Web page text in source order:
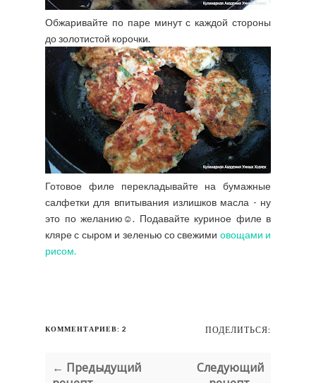
Обжаривайте по паре минут с каждой стороны
до золотистой корочки.
Готовое филе перекладывайте на бумажные
салфетки для впитывания излишков масла - ну
это по желанию☺. Подавайте куриное филе в
кляре с сыром и зеленью со свежими овощами и
рисом.
КОММЕНТАРИЕВ: 2 ПОДЕЛИТЬСЯ:
← Предыдущий
Следующий